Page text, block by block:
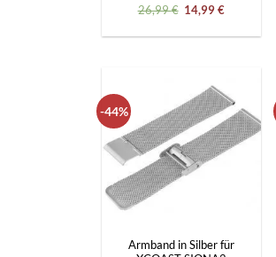
26,99€ Ursprünglicher
Preis
26,99 €
14,99€Aktueller
14,99 €.
-44%
+
Armband in Silber für